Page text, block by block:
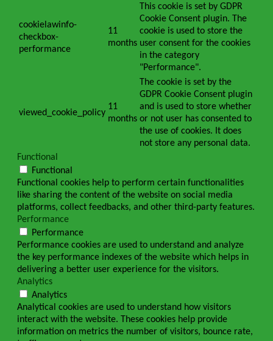
cookielawinfo-
checkbox-
performance
11
months
This cookie is set by GDPR
Cookie Consent plugin. The
cookie is used to store the
user consent for the cookies
in the category
"Performance".
viewed_cookie_policy
11
months
The cookie is set by the
GDPR Cookie Consent plugin
and is used to store whether
or not user has consented to
the use of cookies. It does
not store any personal data.
Functional
Functional
Functional cookies help to perform certain functionalities
like sharing the content of the website on social media
platforms, collect feedbacks, and other third-party features.
Performance
Performance
Performance cookies are used to understand and analyze
the key performance indexes of the website which helps in
delivering a better user experience for the visitors.
Analytics
Analytics
Analytical cookies are used to understand how visitors
interact with the website. These cookies help provide
information on metrics the number of visitors, bounce rate,